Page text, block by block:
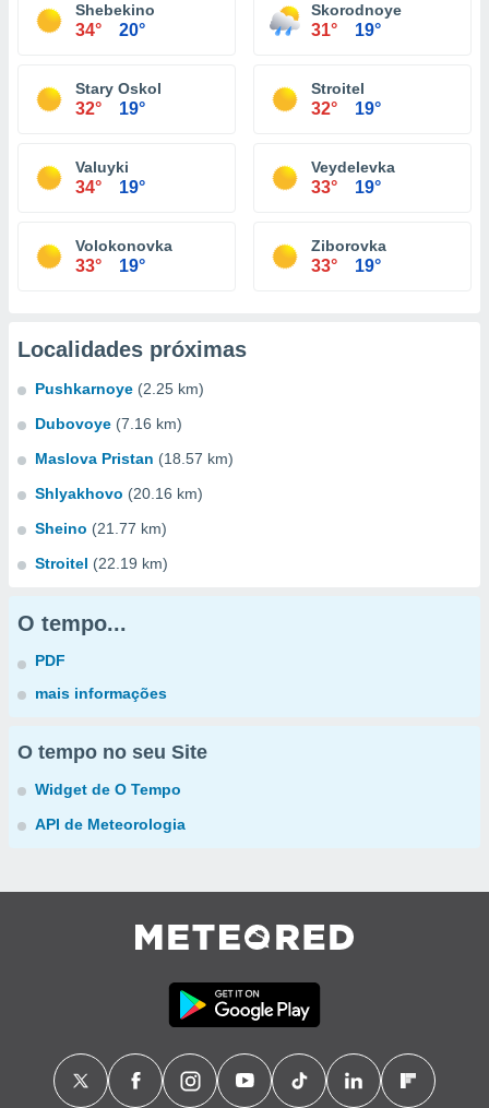
Shebekino
34° 20°
Skorodnoye
31° 19°
Stary Oskol
32° 19°
Stroitel
32° 19°
Valuyki
34° 19°
Veydelevka
33° 19°
Volokonovka
33° 19°
Ziborovka
33° 19°
Localidades próximas
Pushkarnoye (2.25 km)
Dubovoye (7.16 km)
Maslova Pristan (18.57 km)
Shlyakhovo (20.16 km)
Sheino (21.77 km)
Stroitel (22.19 km)
O tempo...
PDF
mais informações
O tempo no seu Site
Widget de O Tempo
API de Meteorologia